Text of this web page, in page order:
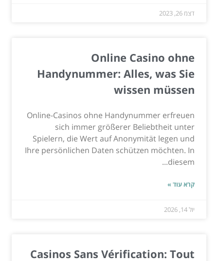
דצמ 26, 2023
Online Casino ohne
Handynummer: Alles, was Sie
wissen müssen
Online-Casinos ohne Handynummer erfreuen
sich immer größerer Beliebtheit unter
Spielern, die Wert auf Anonymität legen und
Ihre persönlichen Daten schützen möchten. In
diesem...
קרא עוד »
יול 14, 2026
Casinos Sans Vérification: Tout